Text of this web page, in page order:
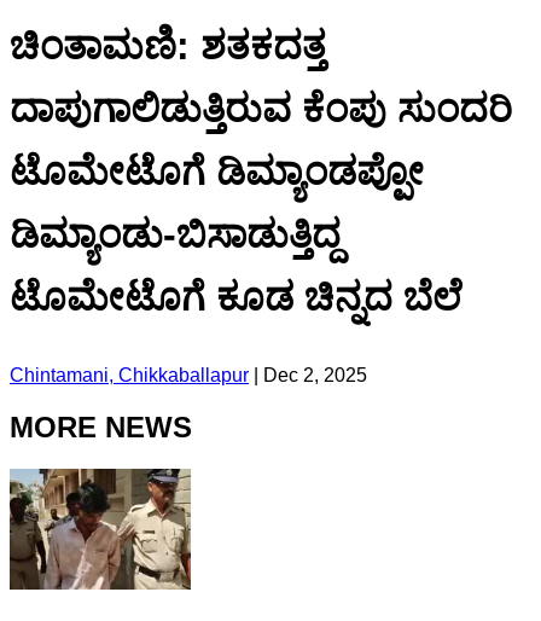
ಚಿಂತಾಮಣಿ: ಶತಕದತ್ತ
ದಾಪುಗಾಲಿಡುತ್ತಿರುವ ಕೆಂಪು ಸುಂದರಿ
ಟೊಮೇಟೊಗೆ ಡಿಮ್ಯಾಂಡಪ್ಪೋ
ಡಿಮ್ಯಾಂಡು-ಬಿಸಾಡುತ್ತಿದ್ದ
ಟೊಮೇಟೊಗೆ ಕೂಡ ಚಿನ್ನದ ಬೆಲೆ
Chintamani, Chikkaballapur Dec 2, 2025
MORE NEWS